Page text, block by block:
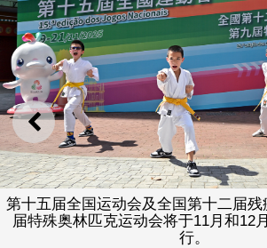
上一则
第十五届全国运动会及全国第十二届
届特殊奥林匹克运动会将于11月和12
行。